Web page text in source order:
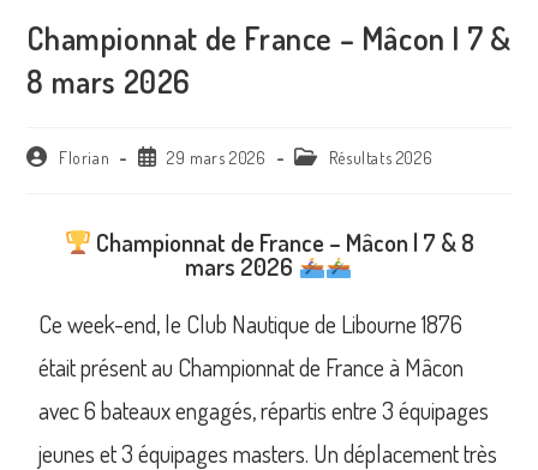
Championnat de France – Mâcon | 7 &
8 mars 2026
Florian 29 mars 2026 Résultats 2026
Championnat de France – Mâcon | 7 & 8
mars 2026
Ce week-end, le Club Nautique de Libourne 1876
était présent au Championnat de France à Mâcon
avec 6 bateaux engagés, répartis entre 3 équipages
jeunes et 3 équipages masters. Un déplacement très